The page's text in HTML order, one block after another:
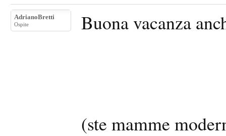
AdrianoBretti
Ospite Buona vacanza
(ste mamme